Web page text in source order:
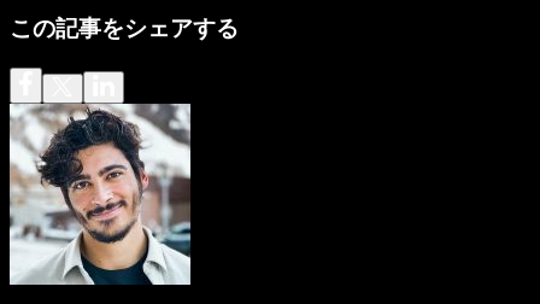
この記事をシェアする